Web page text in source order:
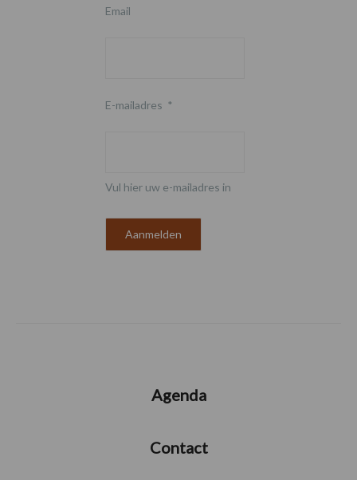
Email
E-mailadres *
Vul hier uw e-mailadres in
Agenda
Contact